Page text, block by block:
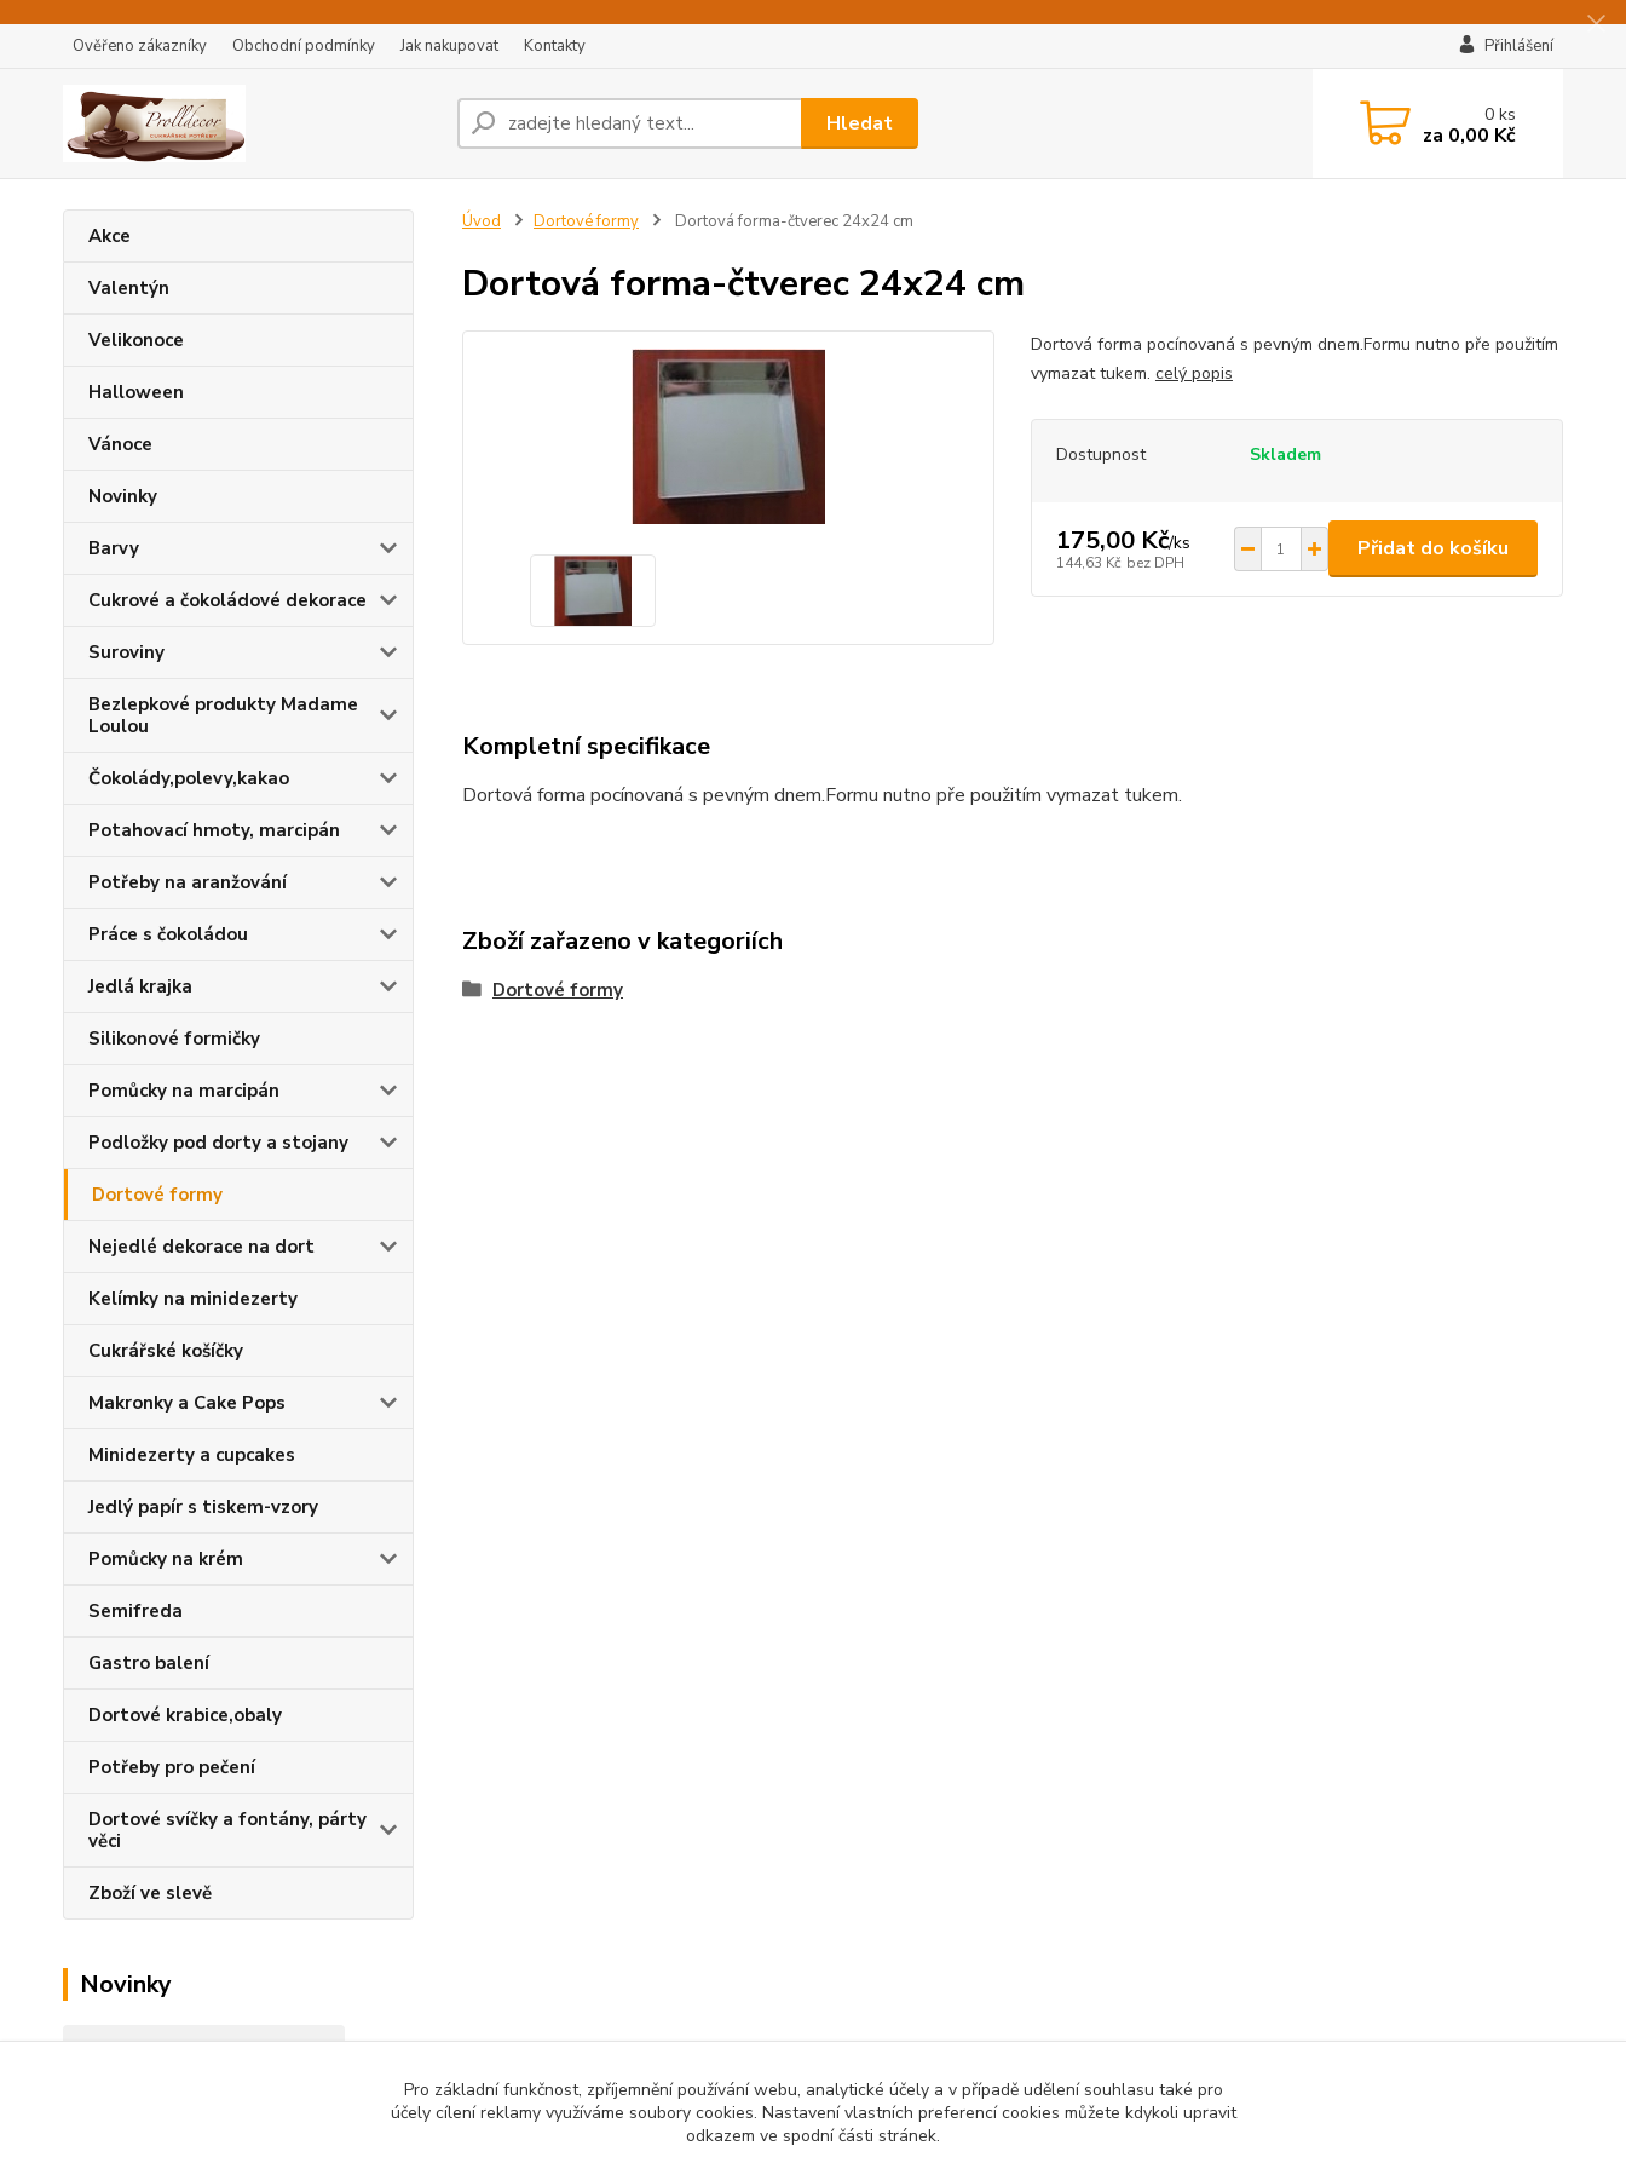
Ověřeno zákazníky Obchodní podmínky Jak nakupovat Kontakty Přihlášení
Hledat 0ks
za 0,00 Kč
Akce
Valentýn
Velikonoce
Halloween
Vánoce
Novinky
Barvy
Cukrové a čokoládové dekorace
Suroviny
Bezlepkové produkty Madame
Loulou
Čokolády,polevy,kakao
Potahovací hmoty, marcipán
Potřeby na aranžování
Práce s čokoládou
Jedlá krajka
Silikonové formičky
Pomůcky na marcipán
Podložky pod dorty a stojany
Dortové formy
Nejedlé dekorace na dort
Kelímky na minidezerty
Cukrářské košíčky
Makronky a Cake Pops
Minidezerty a cupcakes
Jedlý papír s tiskem-vzory
Pomůcky na krém
Semifreda
Gastro balení
Dortové krabice,obaly
Potřeby pro pečení
Dortové svíčky a fontány, párty
věci
Zboží ve slevě
Novinky
Zobrazit všechny novinky
Úvod Dortové formy Dortová forma-čtverec 24x24 cm
Dortová forma-čtverec 24x24 cm
Dortová forma pocínovaná s pevným dnem.Formu nutno pře použitím
vymazat tukem. celý popis
Dostupnost Skladem
175,00 Kč/ks
144,63 Kč bez DPH
Přidat do košíku
Kompletní specifikace
Dortová forma pocínovaná s pevným dnem.Formu nutno pře použitím vymazat tukem.
Zboží zařazeno v kategoriích
Dortové formy
Pro základní funkčnost, zpříjemnění používání webu, analytické účely a v případě udělení souhlasu také pro
účely cílení reklamy využíváme soubory cookies. Nastavení vlastních preferencí cookies můžete kdykoli upravit
odkazem ve spodní části stránek.